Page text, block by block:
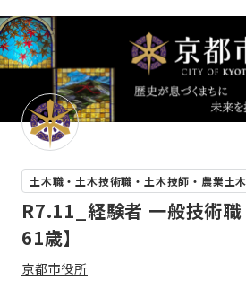
土木職・土木技術職・土木技師・農業土
R7.11_経験者 一般技術
61歳】
京都市役所